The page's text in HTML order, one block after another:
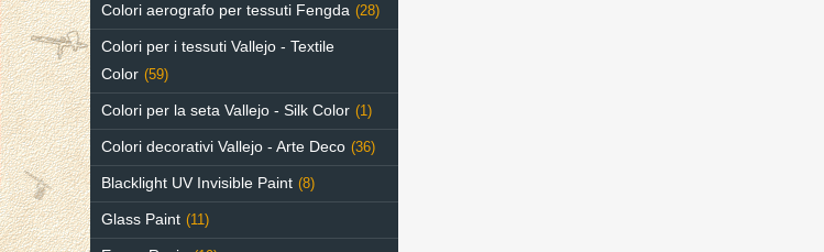
Colori aerografo per tessuti Fengda (28)
Colori per i tessuti Vallejo - Textile
Color (59)
Colori per la seta Vallejo - Silk Color (1)
Colori decorativi Vallejo - Arte Deco (36)
Blacklight UV Invisible Paint (8)
Glass Paint (11)